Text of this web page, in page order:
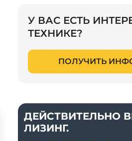
У ВАС ЕСТЬ
ТЕХНИКЕ?
ПОЛУЧИТЬ
ДЕЙСТВИТЕЛЬНО
ЛИЗИНГ.